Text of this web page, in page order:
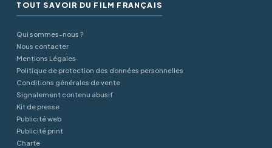
TOUT SAVOIR DU FILM FRANÇAIS
Qui sommes-nous ?
Nous contacter
Mentions Légales
Politique de protection des données personnelles
Conditions générales de vente
Signalement contenu abusif
Kit de presse
Publicité web
Publicité print
Charte